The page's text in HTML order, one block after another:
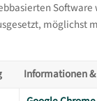
möglichst
Informationen